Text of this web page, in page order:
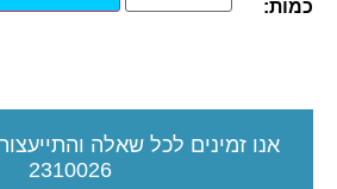
כמות:
אנו זמינים לכל שאלה
2310026